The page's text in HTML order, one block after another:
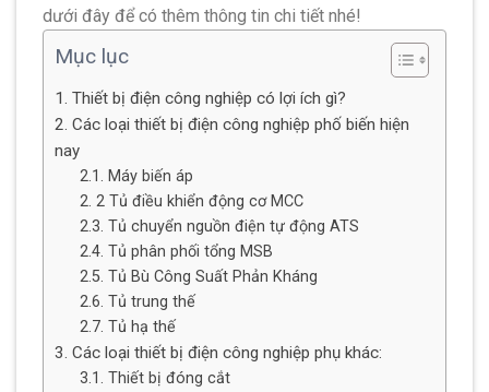
dưới đây để có thêm thông tin chi tiết nhé!
Mục lục
1. Thiết bị điện công nghiệp có lợi ích gì?
2. Các loại thiết bị điện công nghiệp phố biến hiện
nay
2.1. Máy biến áp
2. 2 Tủ điều khiển động cơ MCC
2.3. Tủ chuyển nguồn điện tự động ATS
2.4. Tủ phân phối tổng MSB
2.5. Tủ Bù Công Suất Phản Kháng
2.6. Tủ trung thế
2.7. Tủ hạ thế
3. Các loại thiết bị điện công nghiệp phụ khác:
3.1. Thiết bị đóng cắt